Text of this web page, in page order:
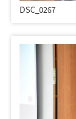
DSC_0267